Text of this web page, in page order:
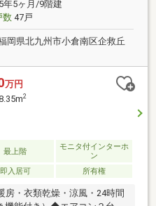
年5ヶ月/9階建
数47戸
岡県北九州市小倉南区企救丘
万円
2
最上階
モニタ付インターホ
ン
即入居可 所有権
・衣類乾燥・涼風・24時間